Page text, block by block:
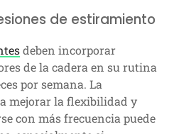
de estiramiento
deben incorporar
de la cadera en su rutina
por semana. La
mejorar la flexibilidad y
con más frecuencia puede